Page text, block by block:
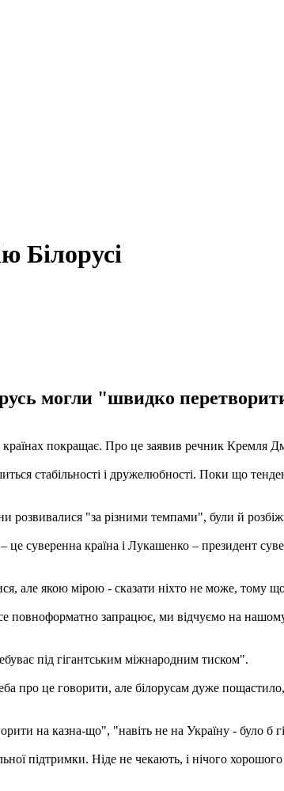
Білорусі
могли "швидко
покращає. Про це заявив речник Кремля
стабільності і дружелюбності. Поки що
розвивалися "за різними темпами", були й
суверенна країна і Лукашенко – президент
але якою мірою - сказати ніхто не може, тому
повноформатно запрацює, ми відчуємо на
під гігантським міжнародним тиском".
про це говорити, але білорусам дуже
на казна-що", "навіть не на Україну - було б
підтримки. Ніде не чекають, і нічого